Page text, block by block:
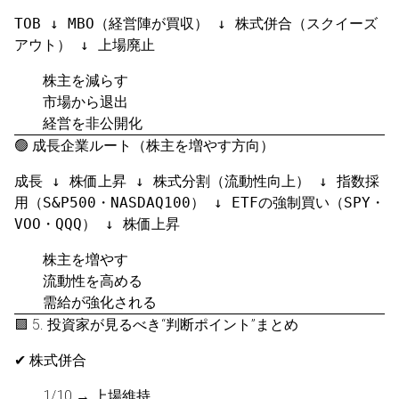
TOB ↓ MBO（経営陣が買収） ↓ 株式併合（スクイーズ
アウト） ↓ 上場廃止
株主を減らす
市場から退出
経営を非公開化
🟢 成長企業ルート（株主を増やす方向）
成長 ↓ 株価上昇 ↓ 株式分割（流動性向上） ↓ 指数採
用（S&P500・NASDAQ100） ↓ ETFの強制買い（SPY・
VOO・QQQ） ↓ 株価上昇
株主を増やす
流動性を高める
需給が強化される
🟪 5. 投資家が見るべき“判断ポイント”まとめ
✔ 株式併合